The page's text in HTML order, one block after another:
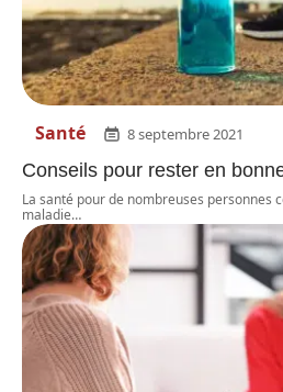
Santé 8 septembre 2021
Conseils pour rester en
La santé pour de nombreuses personnes
maladie…